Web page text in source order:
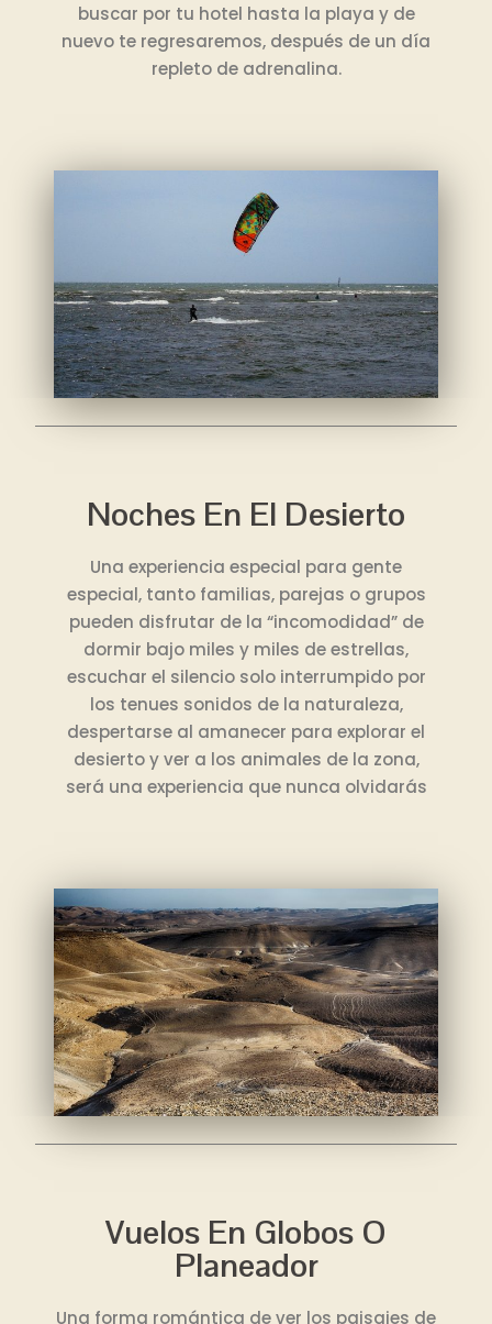
buscar por tu hotel hasta la playa y de
nuevo te regresaremos, después de un día
repleto de adrenalina.
Noches En El Desierto
Una experiencia especial para gente
especial, tanto familias, parejas o grupos
pueden disfrutar de la “incomodidad” de
dormir bajo miles y miles de estrellas,
escuchar el silencio solo interrumpido por
los tenues sonidos de la naturaleza,
despertarse al amanecer para explorar el
desierto y ver a los animales de la zona,
será una experiencia que nunca olvidarás
Vuelos En Globos O
Planeador
Una forma romántica de ver los paisajes de